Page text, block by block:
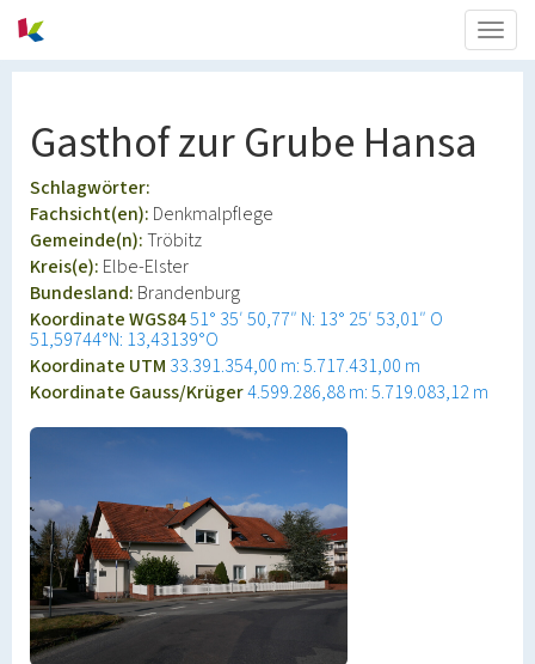
Gasthof zur Grube Hansa
Schlagwörter:
Fachsicht(en): Denkmalpflege
Gemeinde(n):Tröbitz
Kreis(e): Elbe-Elster
Bundesland: Brandenburg
Koordinate WGS8451° 35′ 50,77″ N: 13° 25′ 53,01″ O
51,59744°N: 13,43139°O
Koordinate UTM 33.391.354,00 m: 5.717.431,00 m
Koordinate Gauss/Krüger4.599.286,88 m: 5.719.083,12 m